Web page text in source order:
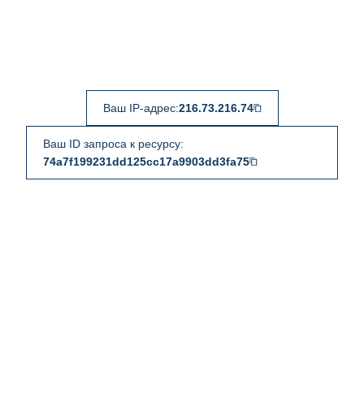
Ваш IP-адрес:216.73.216.74
Ваш ID запроса к ресурсу:
74a7f199231dd125cc17a9903dd3fa75